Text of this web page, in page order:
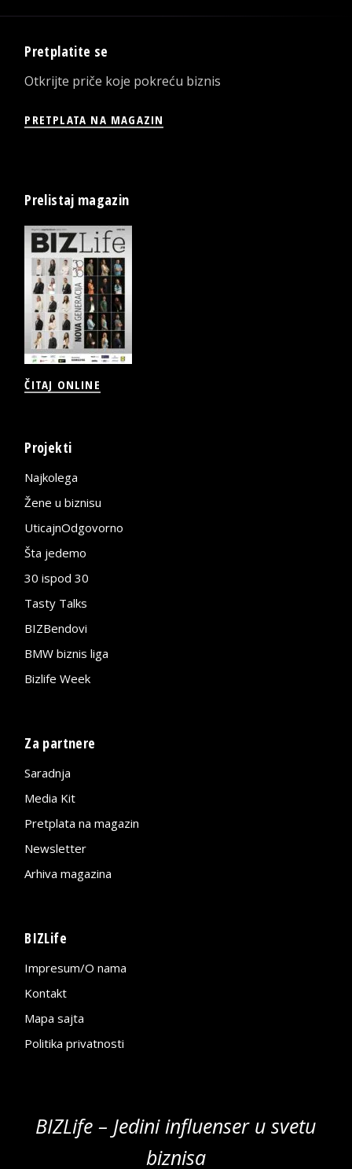
Pretplatite se
Otkrijte priče koje pokreću biznis
PRETPLATA NA MAGAZIN
Prelistaj magazin
ČITAJ ONLINE
Projekti
Najkolega
Žene u biznisu
UticajnOdgovorno
Šta jedemo
30 ispod 30
Tasty Talks
BIZBendovi
BMW biznis liga
Bizlife Week
Za partnere
Saradnja
Media Kit
Pretplata na magazin
Newsletter
Arhiva magazina
BIZLife
Impresum/O nama
Kontakt
Mapa sajta
Politika privatnosti
BIZLife – Jedini influenser u svetu
biznisa